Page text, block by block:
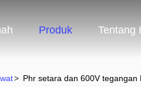
Produk Tentang
> Phr setara dan 600V